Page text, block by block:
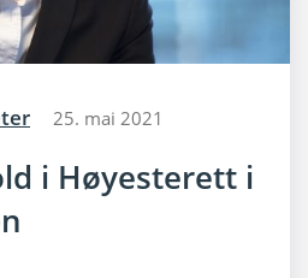
25. mai 2021
i Høyesterett i